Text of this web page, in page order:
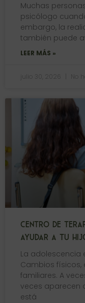
Muchas
psicólogo
embargo, la
también puede
LEER MÁS »
No
CENTRO DE
AYUDAR A TU
La adolescencia
Cambios físicos,
familiares. A
veces aparecen
está